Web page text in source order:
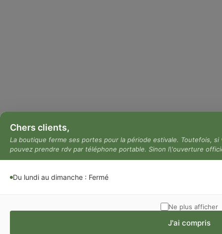
Chers clients,
La boutique ferme ses portes pour la période estivale. Toutefois,
pouvez prendre rdv par téléphone portable. Sinon l\'ouverture
Du lundi au dimanche : Fermé
Ne plus afficher
J'ai compris